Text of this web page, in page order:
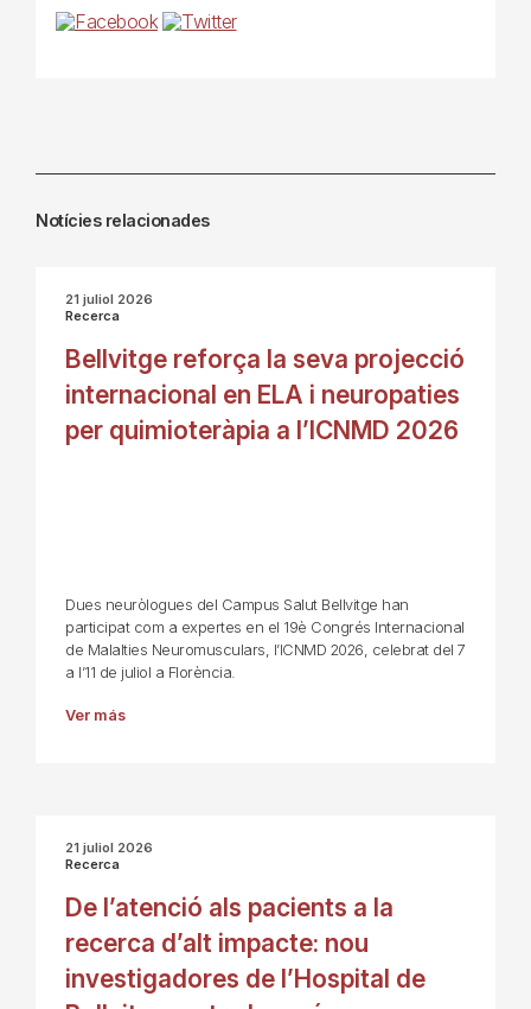
Notícies relacionades
21 juliol 2026
Recerca
Bellvitge reforça la seva projecció
internacional en ELA i neuropaties
per quimioteràpia a l’ICNMD 2026
Dues neuròlogues del Campus Salut Bellvitge han
participat com a expertes en el 19è Congrés Internacional
de Malalties Neuromusculars, l’ICNMD 2026, celebrat del 7
a l’11 de juliol a Florència.
Ver más
21 juliol 2026
Recerca
De l’atenció als pacients a la
recerca d’alt impacte: nou
investigadores de l’Hospital de